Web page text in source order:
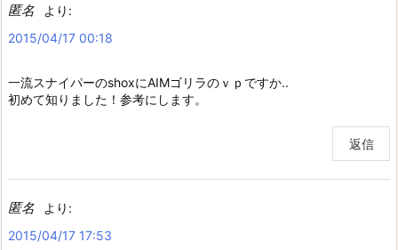
匿名
より:
2015/04/17 00:18
一流スナイパーのshoxにAIMゴリラのｖｐですか..
初めて知りました！参考にします。
返信
匿名
より:
2015/04/17 17:53